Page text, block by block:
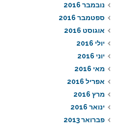
נובמבר 2016
ספטמבר 2016
אוגוסט 2016
יולי 2016
יוני 2016
מאי 2016
אפריל 2016
מרץ 2016
ינואר 2016
פברואר 2013